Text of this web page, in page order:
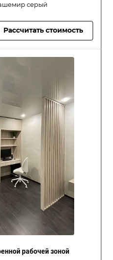
серый
Рассчитать стоимость
рабочей зоной